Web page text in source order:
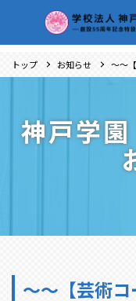
トップ お知らせ ～～
神戸学
～～【芸術コ